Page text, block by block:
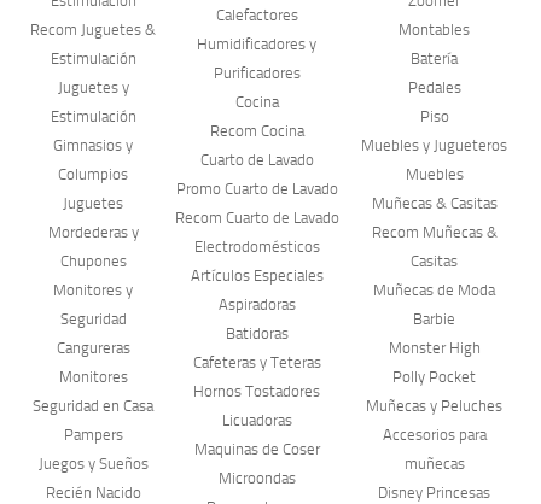
Recom Juguetes &
Estimulación
Juguetes y
Estimulación
Gimnasios y
Columpios
Juguetes
Mordederas y
Chupones
Monitores y
Seguridad
Cangureras
Monitores
Seguridad en Casa
Pampers
Juegos y Sueños
Recién Nacido
Calefactores
Humidificadores y
Purificadores
Cocina
Recom Cocina
Cuarto de Lavado
Promo Cuarto de Lavado
Recom Cuarto de Lavado
Electrodomésticos
Artículos Especiales
Aspiradoras
Batidoras
Cafeteras y Teteras
Hornos Tostadores
Licuadoras
Maquinas de Coser
Microondas
Montables
Batería
Pedales
Piso
Muebles y Jugueteros
Muebles
Muñecas & Casitas
Recom Muñecas &
Casitas
Muñecas de Moda
Barbie
Monster High
Polly Pocket
Muñecas y Peluches
Accesorios para
muñecas
Disney Princesas